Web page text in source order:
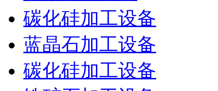
碳化硅加工设备
蓝晶石加工设备
碳化硅加工设备